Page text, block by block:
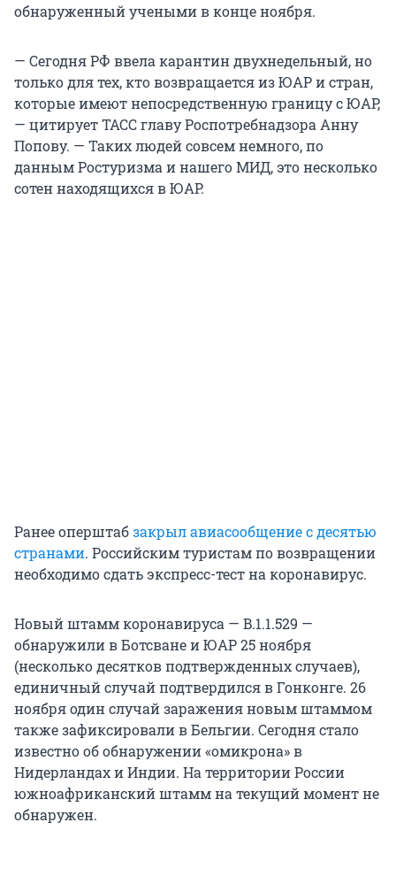
обнаруженный учеными в конце ноября.
— Сегодня РФ ввела карантин двухнедельный, но
только для тех, кто возвращается из ЮАР и стран,
которые имеют непосредственную границу с ЮАР,
— цитирует ТАСС главу Роспотребнадзора Анну
Попову. — Таких людей совсем немного, по
данным Ростуризма и нашего МИД, это несколько
сотен находящихся в ЮАР.
Ранее оперштабзакрыл авиасообщение с десятью
странами. Российским туристам по возвращении
необходимо сдать экспресс-тест на коронавирус.
Новый штамм коронавируса — B.1.1.529 —
обнаружили в Ботсване и ЮАР 25 ноября
(несколько десятков подтвержденных случаев),
единичный случай подтвердился в Гонконге. 26
ноября один случай заражения новым штаммом
также зафиксировали в Бельгии. Сегодня стало
известно об обнаружении «омикрона» в
Нидерландах и Индии. На территории России
южноафриканский штамм на текущий момент не
обнаружен.